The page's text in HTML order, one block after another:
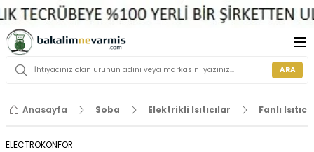
ARA
Anasayfa Soba Elektrikli Isıtıcılar Fanlı
ELECTROKONFOR